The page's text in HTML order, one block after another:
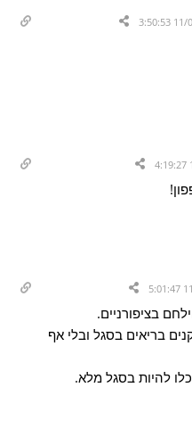
בציפורניים.
הספרס בחוץ, עם 8 שחקנים בריאים בסגל ובלי אף
להיות בסגל מלא.